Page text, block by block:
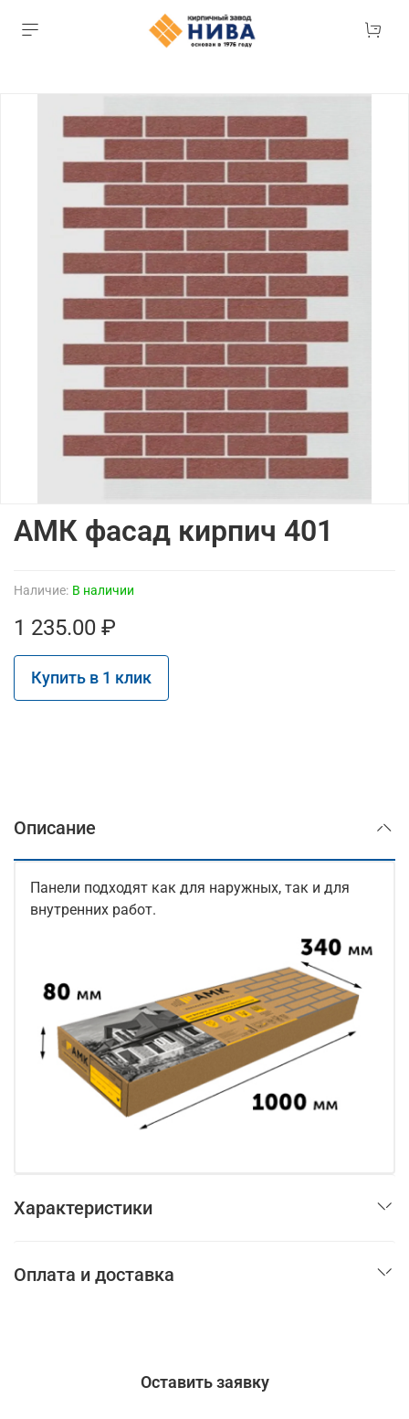
Наличие: В наличии
АМК фасад кирпич 401
1 235.00 ₽
Купить в 1 клик
Описание
Панели подходят как для наружных, так и для
внутренних работ.
Характеристики
Оплата и доставка
Оставить заявку